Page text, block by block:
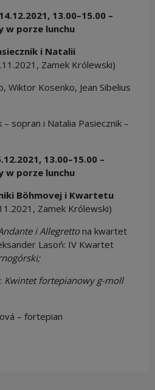
13.00–15.00 –
w porze lunchu
i Natalii
Zamek Królewski)
Wiktor Kosenko, Jean Sibelius
– sopran i Natalia Pasiecznik –
13.00–15.00 –
w porze lunchu
Böhmovej i Kwartetu
Zamek Królewski)
i Allegrettona kwartet
Lasoń: IV Kwartet
Kwintet fortepianowy g-moll
– fortepian